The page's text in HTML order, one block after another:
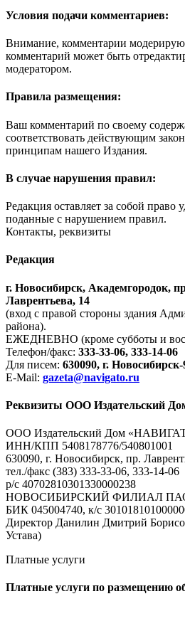
Условия подачи комментариев:
Внимание, комментарии
комментарий может быть
модератором.
Правила размещения:
Ваш комментарий по своему
соответствовать действующим
принципам нашего Издания.
В случае нарушения правил:
Редакция оставляет за собой право
поданные с нарушением правил.
Контакты, реквизиты
Редакция
г. Новосибирск, Академгородок,
Лаврентьева, 14
(вход с правой стороны здания
района).
ЕЖЕДНЕВНО (кроме субботы и
Телефон/факс: 333-33-06, 333-14-06
Для писем: 630090, г. Новосибирск-
E-Mail: gazeta@navigato.ru
Реквизиты ООО Издательский
ООО Издательский Дом
ИНН/КПП 5408178776/540801001
630090, г. Новосибирск, пр.
тел./факс (383) 333-33-06, 333-14-06
р/с 40702810301330000238
НОВОСИБИРСКИЙ ФИЛИАЛ
БИК 045004740, к/с
Директор Данилин Дмитрий
Устава)
Платные услуги
Платные услуги по размещению